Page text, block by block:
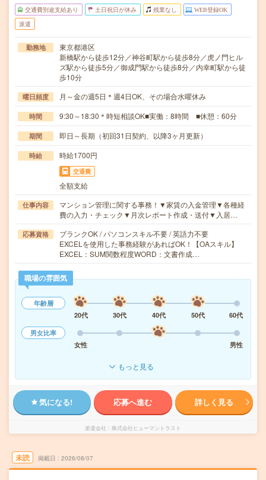
交通費別途支給あり 土日祝日が休み 残業なし WEB登録OK
派遣
勤務地
東京都港区
新橋駅から徒歩12分／神谷町駅から徒歩8分／虎ノ門ヒル
ズ駅から徒歩5分／御成門駅から徒歩8分／内幸町駅から徒
歩10分
曜日頻度 月～金の週5日＊週4日OK、その場合水曜休み
時間 9:30～18:30＊時短相談OK■実働：8時間 ■休憩：60分
期間 即日～長期（初回31日契約、以降3ヶ月更新）
時給 時給1700円
交通費
全額支給
仕事内容
マンション管理に関する事務！▼家賃の入金管理▼各種経
費の入力・チェック▼月次レポート作成・送付▼入居…
応募資格
ブランクOK / パソコンスキル不要 / 英語力不要
EXCELを使用した事務経験があればOK！【OAスキル】
EXCEL：SUM関数程度WORD：文書作成…
職場の雰囲気
年齢層
20代
30代 40代 50代
60代
男女比率
女性
男性
もっと見る
気になる! 応募へ進む 詳しく見る
派遣会社 株式会社ヒューマントラスト
未読 掲載日 2026/08/07